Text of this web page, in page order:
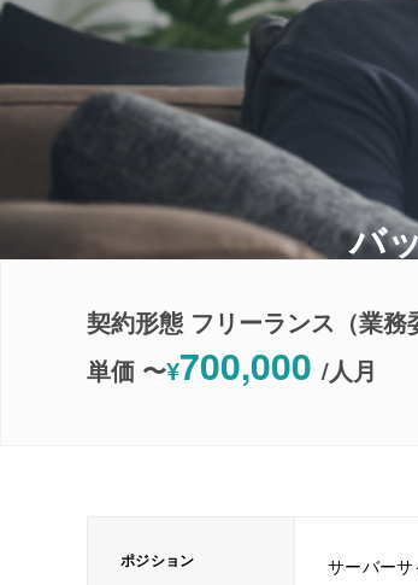
バ
契約形態 フリーランス（業務
単価 〜¥700,000 /人月
ポジション サーバー